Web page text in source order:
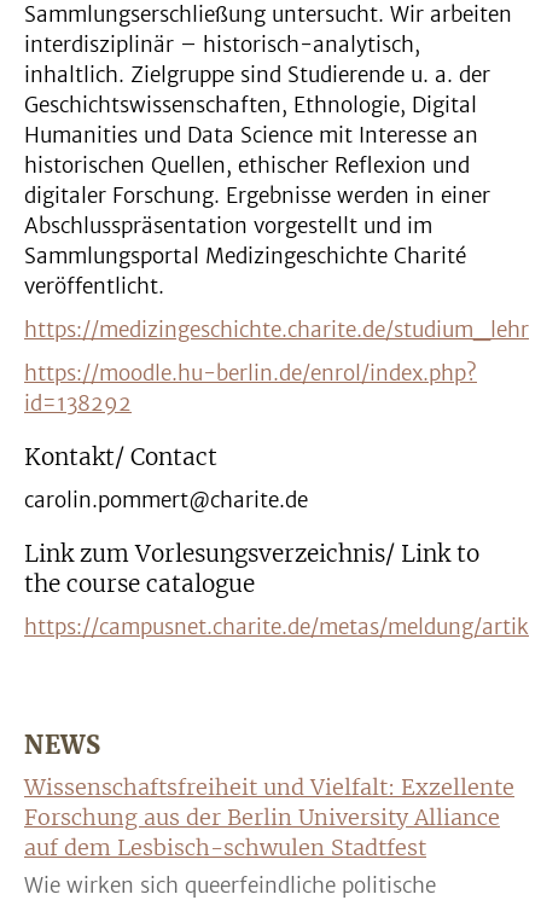
Sammlungserschließung untersucht. Wir arbeiten
interdisziplinär – historisch-analytisch,
inhaltlich. Zielgruppe sind Studierende u. a. der
Geschichtswissenschaften, Ethnologie, Digital
Humanities und Data Science mit Interesse an
historischen Quellen, ethischer Reflexion und
digitaler Forschung. Ergebnisse werden in einer
Abschlusspräsentation vorgestellt und im
Sammlungsportal Medizingeschichte Charité
veröffentlicht.
https://medizingeschichte.charite.de/
https://moodle.hu-berlin.de/enrol/index.php?
id=138292
Kontakt/ Contact
carolin.pommert@charite.de
Link zum Vorlesungsverzeichnis/ Link to
the course catalogue
https://campusnet.charite.de/metas/meldung/
NEWS
Wissenschaftsfreiheit und Vielfalt: Exzellente
Forschung aus der Berlin University Alliance
auf dem Lesbisch-schwulen Stadtfest
Wie wirken sich queerfeindliche politische